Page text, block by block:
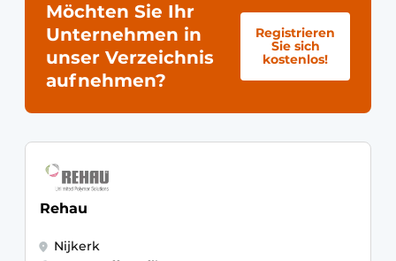
Möchten Sie Ihr
Unternehmen in
unser Verzeichnis
aufnehmen?
Registrieren
Sie sich
kostenlos!
Rehau
Nijkerk